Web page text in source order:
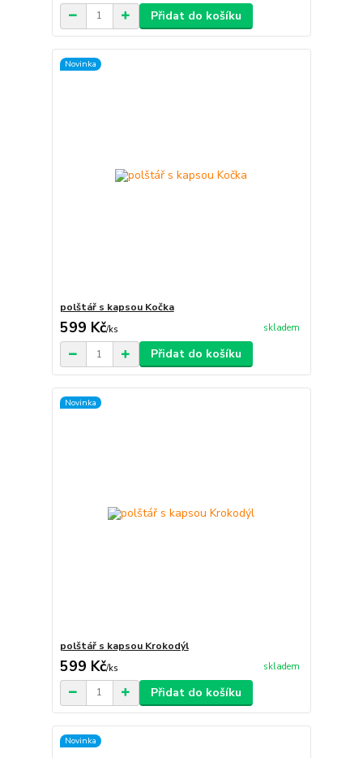
Přidat do košíku
Novinka
polštář s kapsou Kočka
599 Kč/ks skladem
Přidat do košíku
Novinka
polštář s kapsou Krokodýl
599 Kč/ks skladem
Přidat do košíku
Novinka